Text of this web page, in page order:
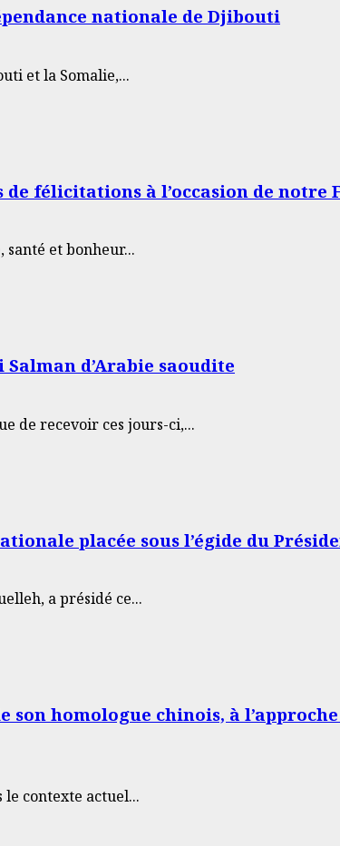
nationale de Djibouti
et la Somalie,...
félicitations à l’occasion de notre
santé et bonheur...
d’Arabie saoudite
de recevoir ces jours-ci,...
placée sous l’égide du
a présidé ce...
homologue chinois, à
le contexte actuel...